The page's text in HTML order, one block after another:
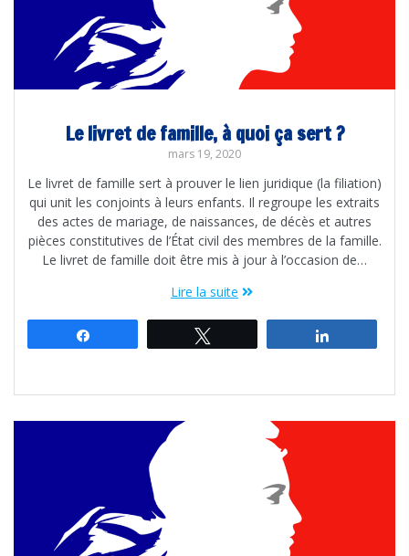
Le livret de famille, à quoi ça sert ?
mars 19, 2020
Le livret de famille sert à prouver le lien juridique (la filiation)
qui unit les conjoints à leurs enfants. Il regroupe les extraits
des actes de mariage, de naissances, de décès et autres
pièces constitutives de l’État civil des membres de la famille.
Le livret de famille doit être mis à jour à l’occasion de…
Lire la suite